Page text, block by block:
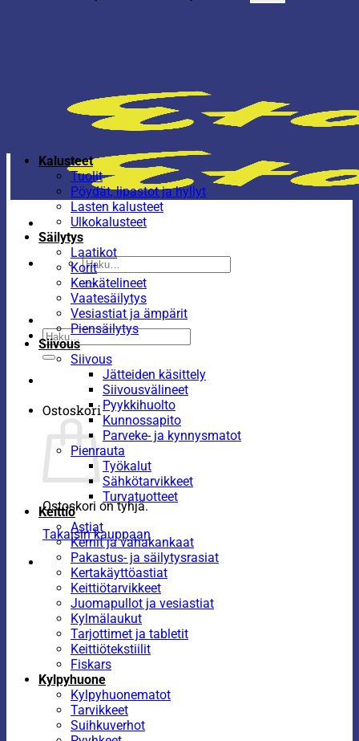
Etsi:
Etsi:
Ostoskori
Ostoskori on tyhjä.
Takaisin kauppaan
Kalusteet
Tuolit
Pöydät, lipastot ja hyllyt
Lasten kalusteet
Ulkokalusteet
Säilytys
Laatikot
Korit
Kenkätelineet
Vaatesäilytys
Vesiastiat ja ämpärit
Piensäilytys
Siivous
Siivous
Jätteiden käsittely
Siivousvälineet
Pyykkihuolto
Kunnossapito
Parveke- ja kynnysmatot
Pienrauta
Työkalut
Sähkötarvikkeet
Turvatuotteet
Keittiö
Astiat
Kernit ja vahakankaat
Pakastus- ja säilytysrasiat
Kertakäyttöastiat
Keittiötarvikkeet
Juomapullot ja vesiastiat
Kylmälaukut
Tarjottimet ja tabletit
Keittiötekstiilit
Fiskars
Kylpyhuone
Kylpyhuonematot
Tarvikkeet
Suihkuverhot